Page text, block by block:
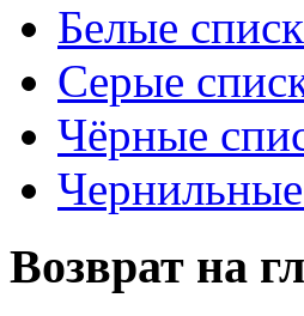
Белые
Серые
Чёрные
Возврат на